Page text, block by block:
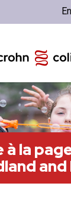
à la